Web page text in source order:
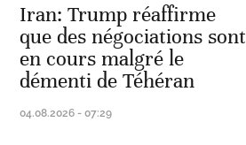
Iran: Trump réaffirme
que des négociations sont
en cours malgré le
démenti de Téhéran
04.08.2026 - 07:29